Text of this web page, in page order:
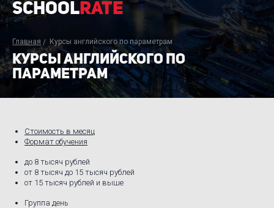
SchoolRate
Главная Курсы английского по параметрам
КУРСЫ АНГЛИЙСКОГО ПО
ПАРАМЕТРАМ
Стоимость в месяц
Формат обучения
до 8 тысяч рублей
от 8 тысяч до 15 тысяч рублей
от 15 тысяч рублей и выше
Группа день